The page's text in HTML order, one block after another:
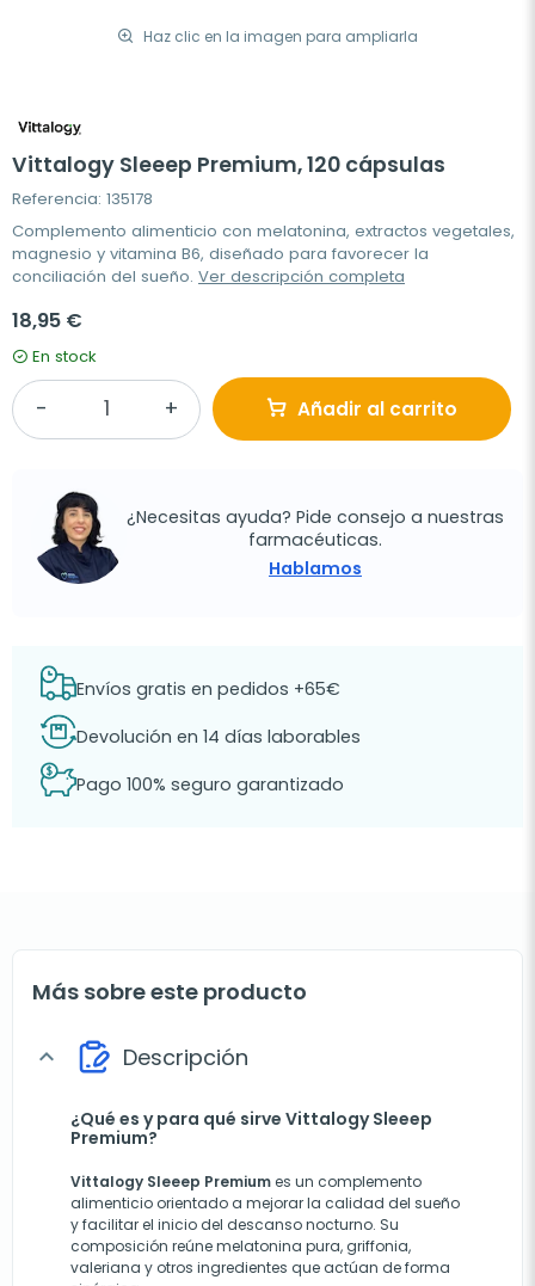
Haz clic en la imagen para ampliarla
Vittalogy Sleeep Premium, 120 cápsulas
Referencia: 135178
Complemento alimenticio con melatonina, extractos vegetales,
magnesio y vitamina B6, diseñado para favorecer la
conciliación del sueño. Ver descripción completa
18,95 €
En stock
Añadir al carrito
¿Necesitas ayuda? Pide consejo a nuestras
farmacéuticas.
Hablamos
Envíos gratis en pedidos +65€
Devolución en 14 días laborables
Pago 100% seguro garantizado
Más sobre este producto
expand_more Descripción
¿Qué es y para qué sirve Vittalogy Sleeep
Premium?
Vittalogy Sleeep Premiumes un complemento
alimenticio orientado a mejorar la calidad del sueño
y facilitar el inicio del descanso nocturno. Su
composición reúne melatonina pura, griffonia,
valeriana y otros ingredientes que actúan de forma